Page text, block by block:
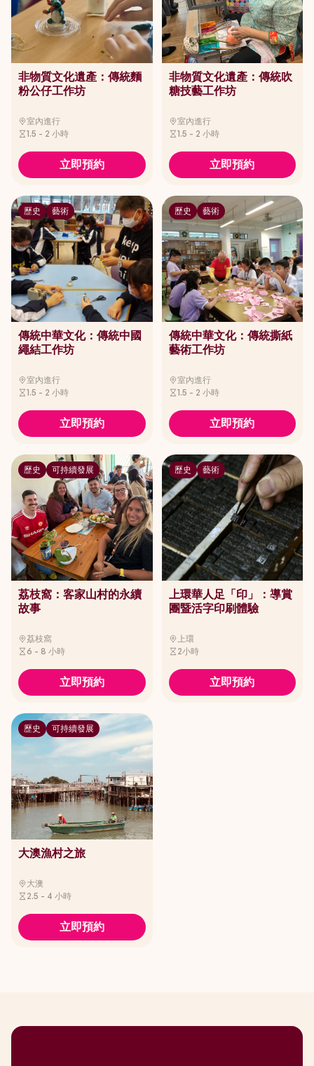
非物質文化遺產：傳統麵
粉公仔工作坊
室內進行
1.5 - 2 小時
立即預約
非物質文化遺產：傳統吹
糖技藝工作坊
室內進行
1.5 - 2 小時
立即預約
歷史 藝術
傳統中華文化：傳統中國
繩結工作坊
室內進行
1.5 - 2 小時
立即預約
歷史 藝術
傳統中華文化：傳統撕紙
藝術工作坊
室內進行
1.5 - 2 小時
立即預約
歷史 可持續發展
荔枝窩：客家山村的永續
故事
荔枝窩
6 - 8 小時
立即預約
歷史 藝術
上環華人足「印」：導賞
團暨活字印刷體驗
上環
2小時
立即預約
歷史 可持續發展
大澳漁村之旅
大澳
2.5 - 4 小時
立即預約